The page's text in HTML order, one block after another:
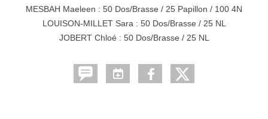
MESBAH Maeleen : 50 Dos/Brasse / 25 Papillon / 100 4N
LOUISON-MILLET Sara : 50 Dos/Brasse / 25 NL
JOBERT Chloé : 50 Dos/Brasse / 25 NL